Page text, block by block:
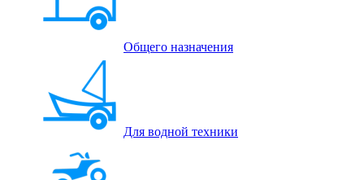
Общего назначения
Для водной техники